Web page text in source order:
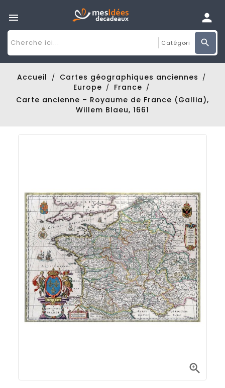

Accueil
Cartes géographiques anciennes
Europe
France
Carte ancienne – Royaume de France (Gallia),
Willem Blaeu, 1661
